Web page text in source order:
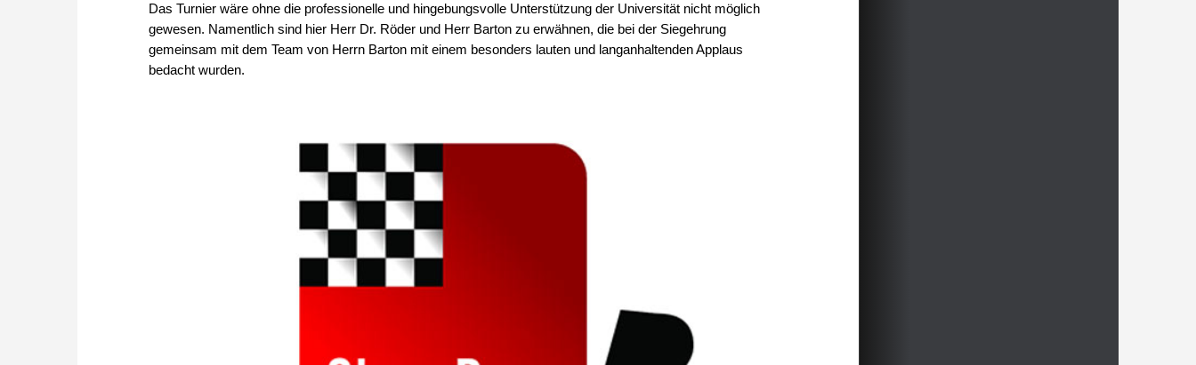
Das Turnier wäre ohne die professionelle und hingebungsvolle Unterstützung der Universität nicht möglich
gewesen. Namentlich sind hier Herr Dr. Röder und Herr Barton zu erwähnen, die bei der Siegehrung
gemeinsam mit dem Team von Herrn Barton mit einem besonders lauten und langanhaltenden Applaus
bedacht wurden.